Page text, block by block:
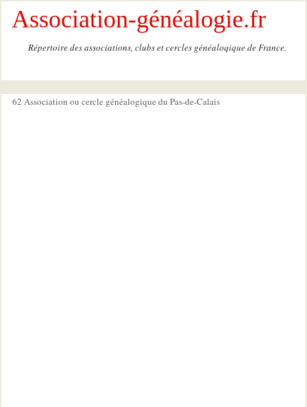
Association-généalogie.fr
Répertoire des associations, clubs et cercles généaloqique de France.
62 Association ou cercle généalogique du Pas-de-Calais